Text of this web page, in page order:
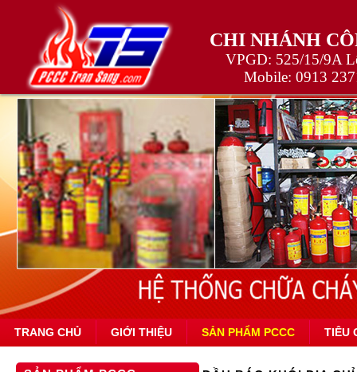
CHI NHÁNH
VPGD: 525/15/9A
Mobile: 0913
TRANG CHỦ GIỚI THIỆU SẢN PHẨM PCCC TIÊU